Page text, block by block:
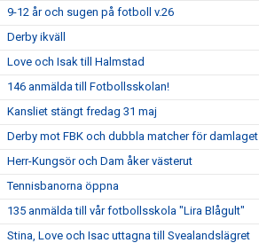
9-12 år och sugen på fotboll v.26
Derby ikväll
Love och Isak till Halmstad
146 anmälda till Fotbollsskolan!
Kansliet stängt fredag 31 maj
Derby mot FBK och dubbla matcher för damlaget
Herr-Kungsör och Dam åker västerut
Tennisbanorna öppna
135 anmälda till vår fotbollsskola "Lira Blågult"
Stina, Love och Isac uttagna till Svealandslägret